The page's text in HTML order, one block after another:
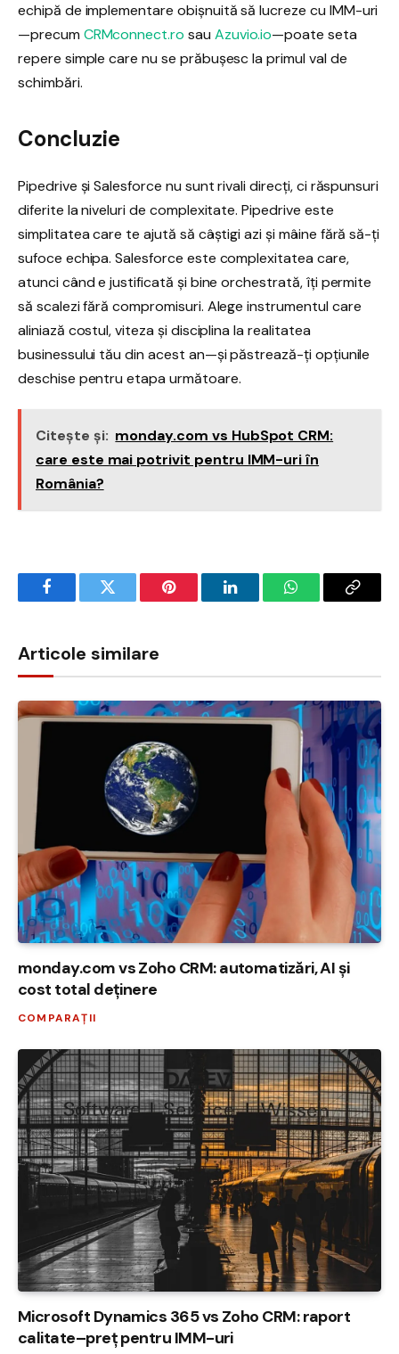
echipă de implementare obișnuită să lucreze cu IMM-uri
—precum CRMconnect.ro sau Azuvio.io—poate seta
repere simple care nu se prăbușesc la primul val de
schimbări.
Concluzie
Pipedrive și Salesforce nu sunt rivali direcți, ci răspunsuri
diferite la niveluri de complexitate. Pipedrive este
simplitatea care te ajută să câștigi azi și mâine fără să-ți
sufoce echipa. Salesforce este complexitatea care,
atunci când e justificată și bine orchestrată, îți permite
să scalezi fără compromisuri. Alege instrumentul care
aliniază costul, viteza și disciplina la realitatea
businessului tău din acest an—și păstrează-ți opțiunile
deschise pentru etapa următoare.
Citește și: monday.com vs HubSpot CRM:
care este mai potrivit pentru IMM-uri în
România?
FacebookTwitter Pinterest LinkedInWhatsAppCopy
Articole similare
monday.com vs Zoho CRM: automatizări, AI și
cost total deținere
COMPARAȚII
Microsoft Dynamics 365 vs Zoho CRM: raport
calitate–preț pentru IMM-uri